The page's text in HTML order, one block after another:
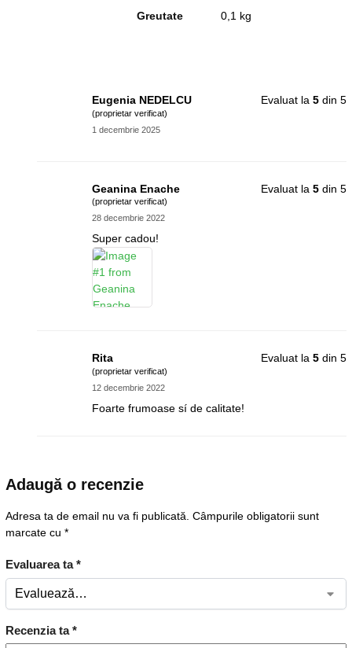
Greutate 0,1 kg
Evaluat la 5 din 5
Eugenia NEDELCU
(proprietar verificat)
1 decembrie 2025
Evaluat la 5 din 5
Geanina Enache
(proprietar verificat)
28 decembrie 2022
Super cadou!
Evaluat la 5 din 5
Rita
(proprietar verificat)
12 decembrie 2022
Foarte frumoase sí de calitate!
Adaugă o recenzie
Adresa ta de email nu va fi publicată. Câmpurile obligatorii sunt
marcate cu *
Evaluarea ta*
Recenzia ta*